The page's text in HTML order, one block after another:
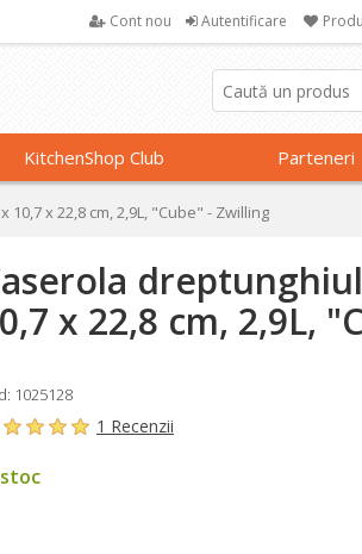
Cont nou Autentificare
KitchenShop Club Parteneri
x 22,8 cm, 2,9L, "Cube" - Zwilling
x 22,8 cm, 2,9L,
1025128
1 Recenzii